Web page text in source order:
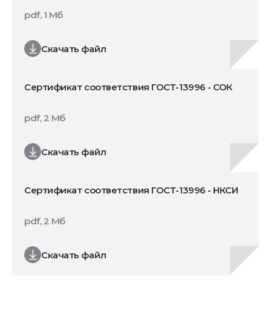
Скачать файл
pdf, 1 Мб
Сертификат соответствия ГОСТ-13996 - СОК
Скачать файл
pdf, 2 Мб
Сертификат соответствия ГОСТ-13996 - НКСИ
Скачать файл
pdf, 2 Мб